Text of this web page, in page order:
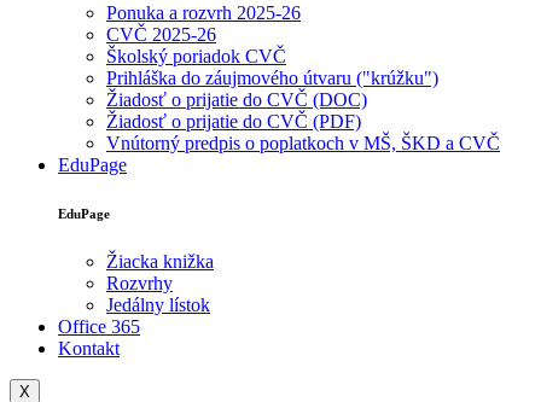
Ponuka a rozvrh 2025-26
CVČ 2025-26
Školský poriadok CVČ
Prihláška do záujmového útvaru ("krúžku")
Žiadosť o prijatie do CVČ (DOC)
Žiadosť o prijatie do CVČ (PDF)
Vnútorný predpis o poplatkoch v MŠ, ŠKD a CVČ
EduPage
EduPage
Žiacka knižka
Rozvrhy
Jedálny lístok
Office 365
Kontakt
X